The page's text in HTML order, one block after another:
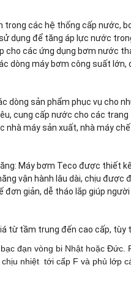
trong các hệ thống cấp nước,
dụng để tăng áp lực nước
cho các ứng dụng bơm nước
dòng máy bơm công suất
dòng sản phẩm phục vụ cho
cung cấp nước cho các trang
nhà máy sản xuất, nhà máy
Máy bơm Teco được thiết
vận hành lâu dài, chịu được
đơn giản, dễ tháo lắp giúp
từ tầm trung đến cao cấp, tùy
đạn vòng bi Nhật hoặc Đức.
nhiệt tới cấp F và phủ lớp